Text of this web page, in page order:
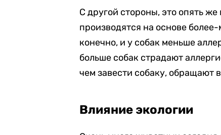
С другой стороны, это опять
производятся на основе
конечно, и у собак меньше
больше собак страдают
чем завести собаку, обращают
Влияние экологии